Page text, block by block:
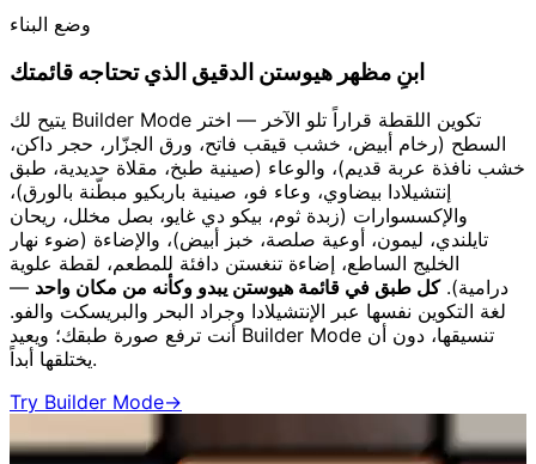
وضع البناء
ابنِ مظهر هيوستن الدقيق الذي تحتاجه قائمتك
يتيح لك Builder Mode تكوين اللقطة قراراً تلو الآخر — اختر
السطح (رخام أبيض، خشب قيقب فاتح، ورق الجزّار، حجر داكن،
خشب نافذة عربة قديم)، والوعاء (صينية طبخ، مقلاة حديدية، طبق
إنتشيلادا بيضاوي، وعاء فو، صينية باربكيو مبطّنة بالورق)،
والإكسسوارات (زبدة ثوم، بيكو دي غايو، بصل مخلل، ريحان
تايلندي، ليمون، أوعية صلصة، خبز أبيض)، والإضاءة (ضوء نهار
الخليج الساطع، إضاءة تنغستن دافئة للمطعم، لقطة علوية
درامية).كل طبق في قائمة هيوستن يبدو وكأنه من مكان واحد —
لغة التكوين نفسها عبر الإنتشيلادا وجراد البحر والبريسكت والفو.
أنت ترفع صورة طبقك؛ ويعيد Builder Mode تنسيقها، دون أن
يختلقها أبداً.
Try Builder Mode→